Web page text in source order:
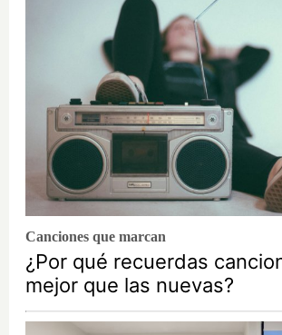
Canciones que marcan
¿Por qué recuerdas
mejor que las nuevas?